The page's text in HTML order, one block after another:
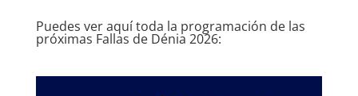
Puedes ver aquí toda la programación de las
próximas Fallas de Dénia 2026: